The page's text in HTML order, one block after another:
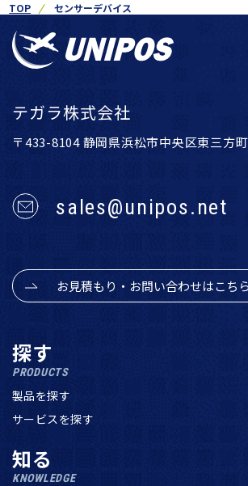
TOP センサーデバイス
テガラ株式会社
〒433-8104 静岡県浜松市中央区東三方
sales@unipos.net
お見積もり・お問い合わせはこちら
探す
PRODUCTS
製品を探す
サービスを探す
知る
KNOWLEDGE